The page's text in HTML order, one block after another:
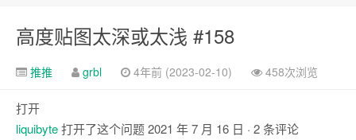
高度贴图太深或太浅 #158
推推 grbl 4年前 (2023-02-10) 458次浏览
打开
liquibyte打开了这个问题2021 年 7 月 16 日 · 2 条评论